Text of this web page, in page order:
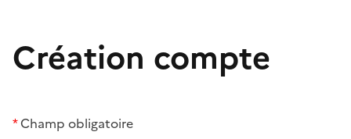
Création compte
*Champ obligatoire